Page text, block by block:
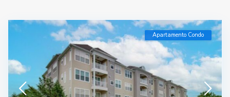
Apartamento Condo